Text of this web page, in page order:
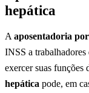
hepática
A aposentadoria
INSS a trabalhadores
exercer suas funções
hepática pode, em